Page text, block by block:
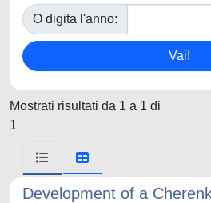
O digita l'anno:
Mostrati risultati da 1 a 1 di
1
Development of a